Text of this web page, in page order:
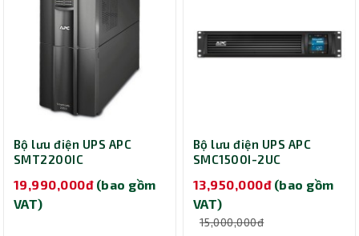
Bộ lưu điện UPS APC
SMT2200IC
19,990,000đ (bao gồm
VAT)
Bộ lưu điện UPS APC
SMC1500I-2UC
13,950,000đ (bao gồm
VAT)
15,000,000đ